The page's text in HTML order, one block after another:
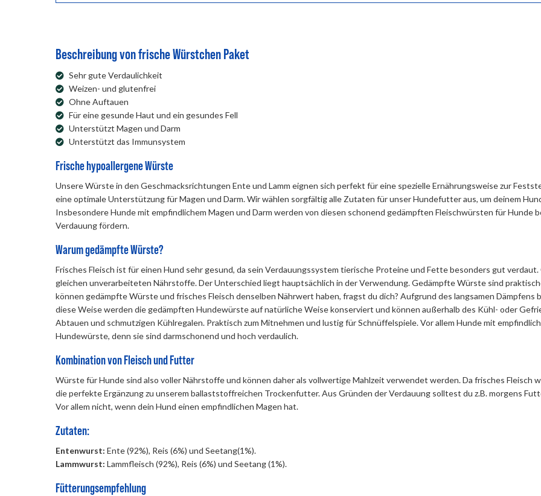
Beschreibung von frische Würstchen Paket
Sehr gute Verdaulichkeit
Weizen- und glutenfrei
Ohne Auftauen
Für eine gesunde Haut und ein gesundes Fell
Unterstützt Magen und Darm
Unterstützt das Immunsystem
Frische hypoallergene Würste
Unsere Würste in den Geschmacksrichtungen Ente und Lamm eignen sich perfekt für eine spezielle Ernährungsweise zur
eine optimale Unterstützung für Magen und Darm. Wir wählen sorgfältig alle Zutaten für unser Hundefutter aus, um deinem
Insbesondere Hunde mit empfindlichem Magen und Darm werden von diesen schonend gedämpften Fleischwürsten für Hunde
Verdauung fördern.
Warum gedämpfte Würste?
Frisches Fleisch ist für einen Hund sehr gesund, da sein Verdauungssystem tierische Proteine und Fette besonders gut
gleichen unverarbeiteten Nährstoffe. Der Unterschied liegt hauptsächlich in der Verwendung. Gedämpfte Würste sind
können gedämpfte Würste und frisches Fleisch denselben Nährwert haben, fragst du dich? Aufgrund des langsamen Dämpfens
diese Weise werden die gedämpften Hundewürste auf natürliche Weise konserviert und können außerhalb des Kühl- oder
Abtauen und schmutzigen Kühlregalen. Praktisch zum Mitnehmen und lustig für Schnüffelspiele. Vor allem Hunde mit
Hundewürste, denn sie sind darmschonend und hoch verdaulich.
Kombination von Fleisch und Futter
Würste für Hunde sind also voller Nährstoffe und können daher als vollwertige Mahlzeit verwendet werden. Da frisches
die perfekte Ergänzung zu unserem ballaststoffreichen Trockenfutter. Aus Gründen der Verdauung solltest du z.B. morgens
Vor allem nicht, wenn dein Hund einen empfindlichen Magen hat.
Zutaten:
Entenwurst: Ente (92%), Reis (6%) und Seetang(1%).
Lammwurst: Lammfleisch (92%), Reis (6%) und Seetang (1%).
Fütterungsempfehlung